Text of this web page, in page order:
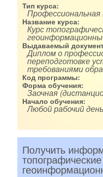
Тип курса:
Профессиональная
Название курса:
Курс
Выдаваемый
Диплом о
переподготовке
требованиями
Код программы:
Форма обучения:
Заочная
Начало обучения:
Любой рабочий день
Получить